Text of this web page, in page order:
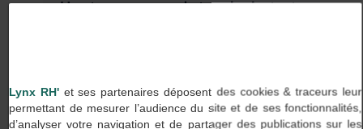
Une transparence de tous les instants
Lynx RH' et ses partenaires déposent des cookies & traceurs leur
permettant de mesurer l’audience du site et de ses fonctionnalités,
d’analyser votre navigation et de partager des publications sur les